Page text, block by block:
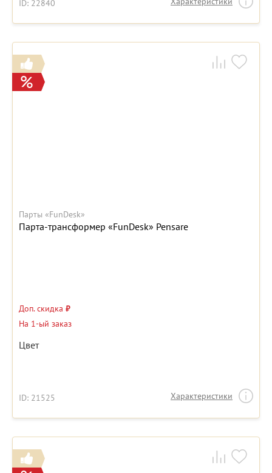
ID: 22840
Парты «FunDesk»
Парта-трансформер «FunDesk» Pensare
Доп. скидка ₽
На 1-ый заказ
Цвет
ID: 21525 Характеристики